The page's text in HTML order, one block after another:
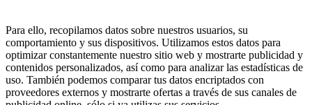
Para ello, recopilamos datos sobre nuestros usuarios, su
comportamiento y sus dispositivos. Utilizamos estos datos para
optimizar constantemente nuestro sitio web y mostrarte publicidad y
contenidos personalizados, así como para analizar las estadísticas de
uso. También podemos comparar tus datos encriptados con
proveedores externos y mostrarte ofertas a través de sus canales de